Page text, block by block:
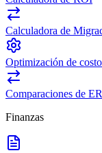
Calculadora de
Optimización de
Comparaciones de
Finanzas